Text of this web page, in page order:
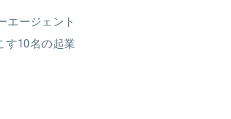
エージェント
す10名の起業